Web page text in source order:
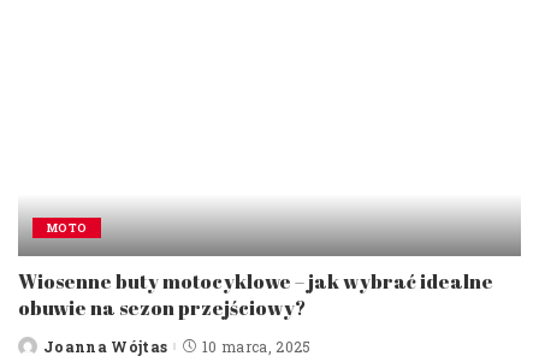
MOTO
Wiosenne buty motocyklowe – jak wybrać idealne
obuwie na sezon przejściowy?
PostedJoanna Wójtas 10 marca, 2025